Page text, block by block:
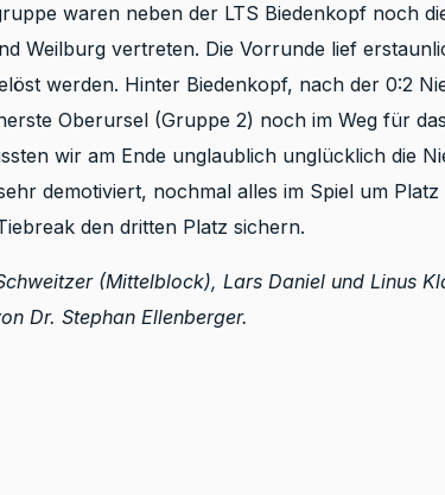
waren neben der LTS Biedenkopf noch
Weilburg vertreten. Die Vorrunde lief
werden. Hinter Biedenkopf, nach der 0:2
Oberursel (Gruppe 2) noch im Weg für
wir am Ende unglaublich unglücklich die
demotiviert, nochmal alles im Spiel um
den dritten Platz sichern.
(Mittelblock), Lars Daniel und Linus
Dr. Stephan Ellenberger.